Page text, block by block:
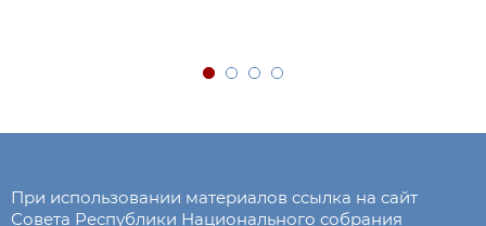
При использовании материалов ссылка на сайт
Совета Республики Национального собрания